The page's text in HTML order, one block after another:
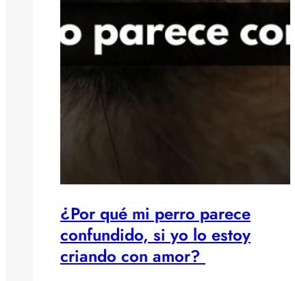
¿Por qué mi perro parece
confundido, si yo lo estoy
criando con amor?